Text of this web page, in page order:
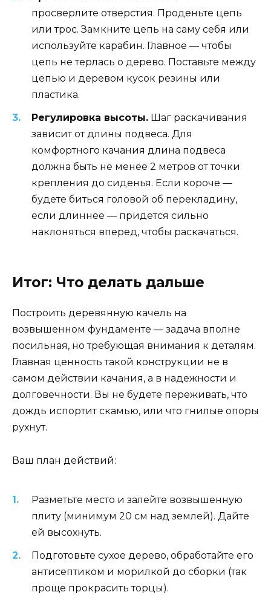
просверлите отверстия. Проденьте цепь
или трос. Замкните цепь на саму себя или
используйте карабин. Главное — чтобы
цепь не терлась о дерево. Поставьте между
цепью и деревом кусок резины или
пластика.
Регулировка высоты. Шаг раскачивания
зависит от длины подвеса. Для
комфортного качания длина подвеса
должна быть не менее 2 метров от точки
крепления до сиденья. Если короче —
будете биться головой об перекладину,
если длиннее — придется сильно
наклоняться вперед, чтобы раскачаться.
Итог: Что делать дальше
Построить деревянную качель на
возвышенном фундаменте — задача вполне
посильная, но требующая внимания к деталям.
Главная ценность такой конструкции не в
самом действии качания, а в надежности и
долговечности. Вы не будете переживать, что
дождь испортит скамью, или что гнилые опоры
рухнут.
Ваш план действий:
Разметьте место и залейте возвышенную
плиту (минимум 20 см над землей). Дайте
ей высохнуть.
Подготовьте сухое дерево, обработайте его
антисептиком и морилкой до сборки (так
проще прокрасить торцы).